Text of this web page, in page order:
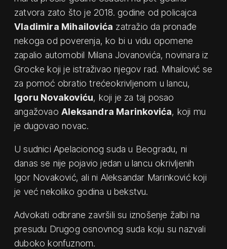
zatvora zato što je 2018. godine od policajca
Vladimira Mihailovića zatražio da pronađe
nekoga od poverenja, ko bi u vidu opomene
zapalio automobil Milana Jovanovića, novinara iz
Grocke koji je istraživao njegov rad. Mihailović se
za pomoć obratio trećeokrivljenom u lancu,
Igoru Novakoviću, koji je za taj posao
angažovao Aleksandra Marinkovića, koji mu
je dugovao novac.
U sudnici Apelacionog suda u Beogradu, ni
danas se nije pojavio jedan u lancu okrivljenih
Igor Novaković, ali ni Aleksandar Marinković koji
je već nekoliko godina u bekstvu.
Advokati odbrane završili su iznošenje žalbi na
presudu Drugog osnovnog suda koju su nazvali
duboko konfuznom.